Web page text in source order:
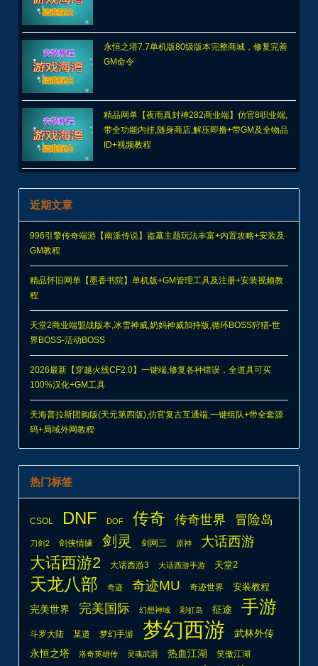
永恒之塔7.7单机版80级版本完整商城，修复完善
GM命令
精品网单【夜雨真封神282商业端】仿官8职业端,
带全功能内挂,随身商店,解压即撸+带GM及全物品
ID+视频教程
近期文章
996引擎传奇端游【南派传说】盗墓主题玩法丰富+内置攻略+安装及
GM教程
精品怀旧网单【墨香书院】单机版+GM管理工具及注册+安装视频教
程
天堂2商业端盟战版本,冰雪神威,奶妈神威加持版,循环BOSS狩猎-世
界BOSS-活动BOSS
2026最新【穿越火线CF2.0】一键端,修复各种错误，全道具可买
100%汉化+GM工具
天海普拉斯团购版(天元第四版),仿官复古互通端,一键组队+带全套源
码+局域外网教程
热门标签
CSOL DNF DOF 传奇 传奇世界 冒险岛
刀剑2 剑侠情缘 剑灵 剑网三 原神 大话西游
大话西游2 大话西游3 大话西游手游 天堂2
天龙八部 奇迹 奇迹MU 奇迹世界 安装教程
完美世界 完美国际 幻想神域 彩虹岛 征途 手游
斗罗大陆 某道 梦幻手游 梦幻西游
武林外传
永恒之塔
洛奇英雄传 灵魂武器 热血江湖 笑傲江湖